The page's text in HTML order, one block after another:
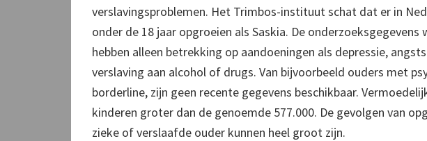
verslavingsproblemen. Het Trimbos-instituut schat dat er in
onder de 18 jaar opgroeien als Saskia. De
hebben alleen betrekking op aandoeningen als depressie,
verslaving aan alcohol of drugs. Van bijvoorbeeld ouders met
borderline, zijn geen recente gegevens beschikbaar.
kinderen groter dan de genoemde 577.000. De gevolgen van
zieke of verslaafde ouder kunnen heel groot zijn.